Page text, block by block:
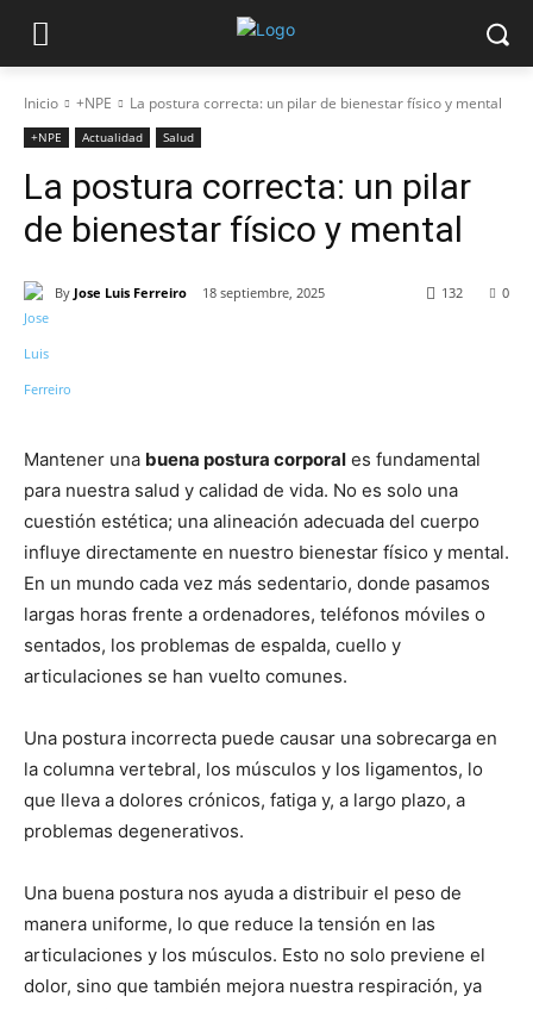
Inicio +NPE La postura correcta: un pilar de bienestar físico y mental
+NPE Actualidad Salud
La postura correcta: un pilar
de bienestar físico y mental
By Jose Luis Ferreiro 18 septiembre, 2025 0
132
Mantener una buena postura corporal es fundamental
para nuestra salud y calidad de vida. No es solo una
cuestión estética; una alineación adecuada del cuerpo
influye directamente en nuestro bienestar físico y mental.
En un mundo cada vez más sedentario, donde pasamos
largas horas frente a ordenadores, teléfonos móviles o
sentados, los problemas de espalda, cuello y
articulaciones se han vuelto comunes.
Una postura incorrecta puede causar una sobrecarga en
la columna vertebral, los músculos y los ligamentos, lo
que lleva a dolores crónicos, fatiga y, a largo plazo, a
problemas degenerativos.
Una buena postura nos ayuda a distribuir el peso de
manera uniforme, lo que reduce la tensión en las
articulaciones y los músculos. Esto no solo previene el
dolor, sino que también mejora nuestra respiración, ya